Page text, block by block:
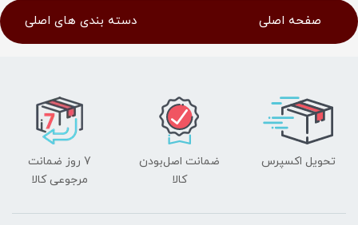
صفحه اصلی دسته بندی های اصلی
تحویل اکسپرس
ضمانت اصل‌بودن
کالا
7 روز ضمانت
مرجوعی کالا